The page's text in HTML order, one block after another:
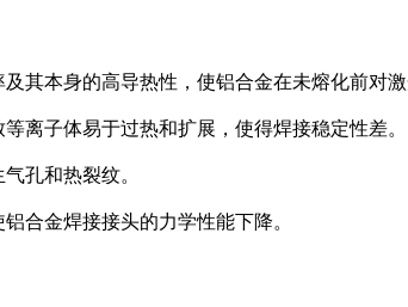
及其本身的高导热性，使铝合金在未熔化前对
离子体易于过热和扩展，使得焊接稳定性差。
孔和热裂纹。
合金焊接接头的力学性能下降。